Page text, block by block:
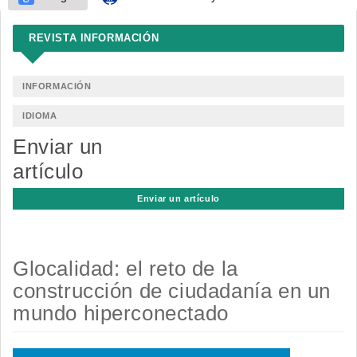
REVISTA INFORMACIÓN
INFORMACIÓN
IDIOMA
Enviar un
artículo
Enviar un artículo
Glocalidad: el reto de la
construcción de ciudadanía en un
mundo hiperconectado